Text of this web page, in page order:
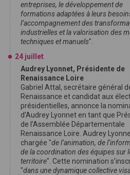
entreprises, le développement de
formations adaptées à leurs
l’accompagnement des
industrielles et la valorisation des
techniques et manuels".
24 juillet
Audrey Lyonnet, Présidente de
Renaissance Loire
Gabriel Attal, secrétaire général
Renaissance et candidat aux
présidentielles, annonce la
d’Audrey Lyonnet en tant que
de l’Assemblée Départementale
Renaissance Loire. Audrey
chargée "de l’animation, de
de la coordination des équipes sur
territoire". Cette nomination
"dans une dynamique collective